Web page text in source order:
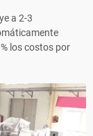
a 2-3
los costos por